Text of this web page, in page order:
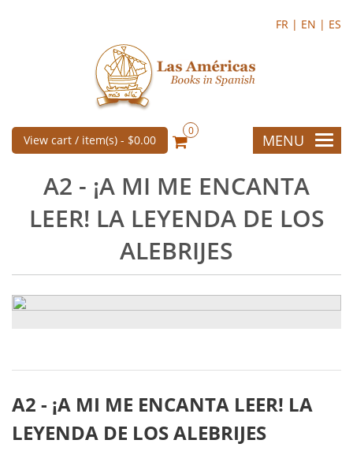
FR | EN | ES
View cart / item(s) - $0.00
0
MENU
A2 - ¡A MI ME ENCANTA
LEER! LA LEYENDA DE LOS
ALEBRIJES
A2 - ¡A MI ME ENCANTA LEER! LA
LEYENDA DE LOS ALEBRIJES